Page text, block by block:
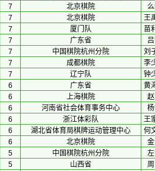
7 北京棋院
7 北京棋院
王
7 厦门队
苗
7 广东省
7 中国棋院杭州分院
刘
7 成都棋院
李
7 辽宁队
钟
6 广东省
黄
6 上海棋院
6 河南省社会体育事务中心
6 浙江体彩队
王
6 湖北省体育局棋牌运动管理中心
何
6 北京棋院
5 中国棋院杭州分院
5 山西省